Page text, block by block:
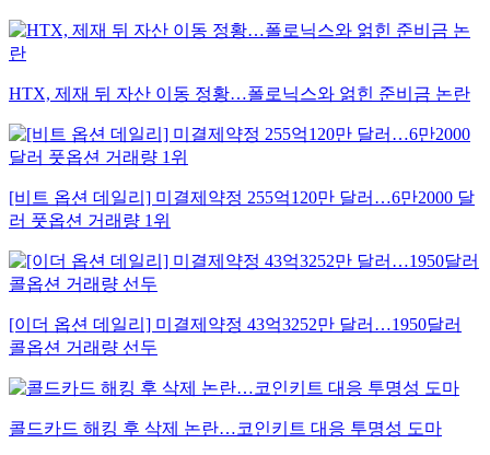
HTX, 제재 뒤 자산 이동 정황…폴로닉스와 얽힌 준비금 논란
[비트 옵션 데일리] 미결제약정 255억120만 달러…6만2000 달
러 풋옵션 거래량 1위
[이더 옵션 데일리] 미결제약정 43억3252만 달러…1950달러
콜옵션 거래량 선두
콜드카드 해킹 후 삭제 논란…코인키트 대응 투명성 도마